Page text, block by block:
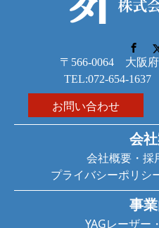
〒566-0064 大阪
TEL:072-654-1637
お問い合わせ
会
会社概要・ 採
プライバシーポリシ
事
YAGレーザー ・